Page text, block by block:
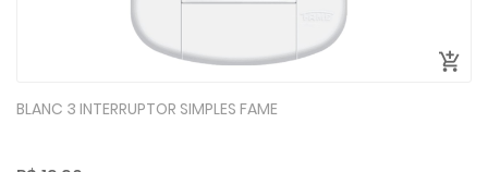
BLANC 3 INTERRUPTOR SIMPLES FAME